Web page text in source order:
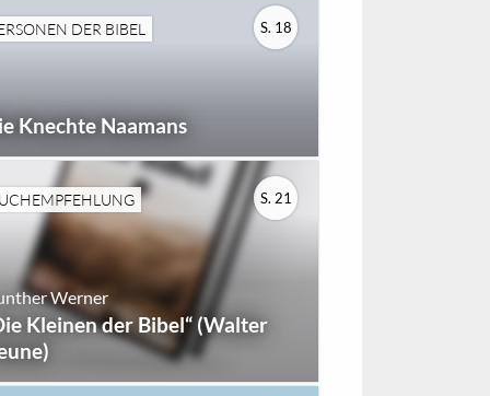
DER BIBEL
Knechte Naamans
S. 18
Werner
Kleinen der Bibel“ (Walter
S. 21